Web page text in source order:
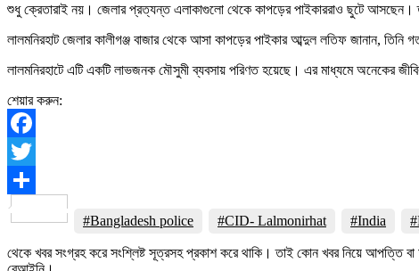
শুধু ক্রেতারাই নয়। জেলার প্রত্যন্ত এলাকাগুলো থেকে কাপড়ের পাইকাররাও ছুটে আসছেন।
লালমনিরহাট জেলার কালীগঞ্জ বাজার থেকে আসা কাপড়ের পাইকার আব্দুল লতিফ জানান,
লালমনিরহাটে এটি একটি লাভজনক মৌসুমী ব্যবসায় পরিণত হয়েছে। এর মাধ্যমে অনেকের
শেয়ার করুন:
Facebook
Twitter
#Bangladesh police
#CID- Lalmonirhat #India
থেকে খবর সংগ্রহ করে সংশ্লিষ্ট সূত্রসহ প্রকাশ করে থাকি। তাই কোন খবর নিয়ে আপত্তি